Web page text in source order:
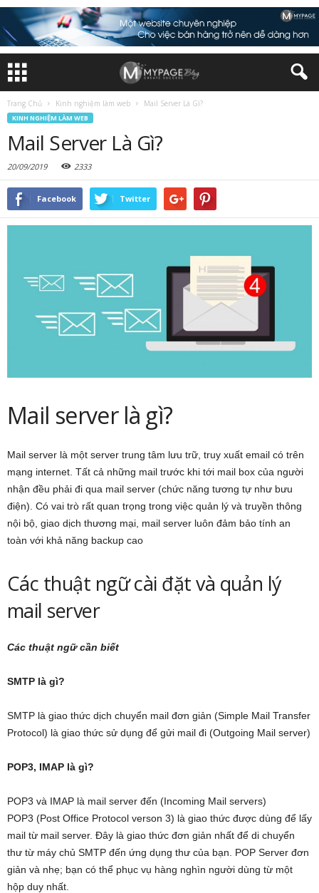
Trang Chủ Kinh nghiệm làm web Mail Server Là Gì?
KINH NGHIỆM LÀM WEB
Mail Server Là Gì?
20/09/2019 2333
Facebook Twitter
Mail server là gì?
Mail server là một server trung tâm lưu trữ, truy xuất email có trên
mạng internet. Tất cả những mail trước khi tới mail box của người
nhận đều phải đi qua mail server (chức năng tương tự như bưu
điện). Có vai trò rất quan trọng trong việc quản lý và truyền thông
nội bộ, giao dịch thương mại, mail server luôn đảm bảo tính an
toàn với khả năng backup cao
Các thuật ngữ cài đặt và quản lý
mail server
Các thuật ngữ cần biết
SMTP là gì?
SMTP là giao thức dịch chuyển mail đơn giản (Simple Mail Transfer
Protocol) là giao thức sử dụng để gửi mail đi (Outgoing Mail server)
POP3, IMAP là gì?
POP3 và IMAP là mail server đến (Incoming Mail servers)
POP3 (Post Office Protocol verson 3) là giao thức được dùng để lấy
mail từ mail server. Đây là giao thức đơn giản nhất để di chuyển
thư từ máy chủ SMTP đến ứng dụng thư của bạn. POP Server đơn
giản và nhẹ; bạn có thể phục vụ hàng nghìn người dùng từ một
hộp duy nhất.